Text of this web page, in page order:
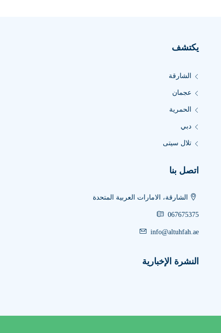
يكتشف
الشارقة
عجمان
الحمرية
دبي
تلال سيتى
اتصل بنا
الشارقة، الامارات العربية المتحدة
067675375
info@altuhfah.ae
النشرة الإخبارية